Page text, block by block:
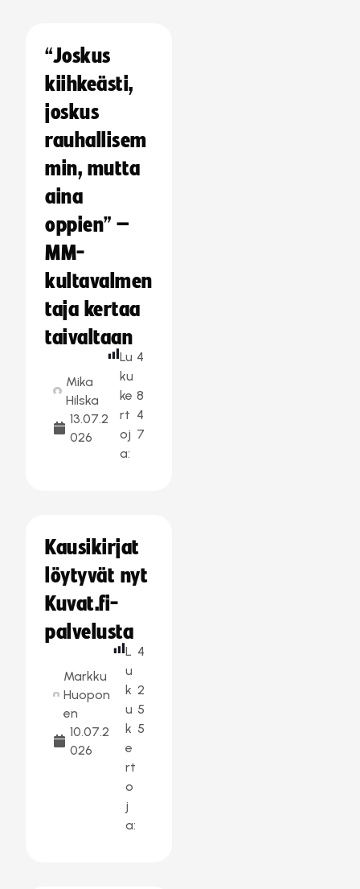
“Joskus
kiihkeästi,
joskus
rauhallisem
min, mutta
aina
oppien” –
MM-
kultavalmen
taja kertaa
taivaltaan
Mika
Hilska
13.07.2
026
Lu
ku
ke
rt
oj
a:
4
8
4
7
Kausikirjat
löytyvät nyt
Kuvat.fi-
palvelusta
Markku
Huopon
en
10.07.2
026
L
u
k
u
k
e
rt
o
j
a:
4
2
5
5